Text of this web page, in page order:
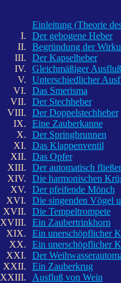
Einleitung (Theorie
I.
Der gebogene Heber
II.
Begründung der
III.
Der Kapselheber
IV.
Gleichmäßiger Ausfluß
V.
Unterschiedlicher
VI.
Das Smerisma
VII.
Der Stechheber
VIII.
Der Doppelstechheber
IX.
Eine Zauberkanne
X.
Der Springbrunnen
XI.
Das Klappenventil
XII.
Das Opfer
XIII.
Der automatisch
XIV.
Die harmonischen
XV.
Der pfeifende Mönch
XVI.
Die singenden Vögel
XVII.
Die Tempeltrompete
XVIII.
Ein Zaubertrinkhorn
XIX.
Ein unerschöpflicher
XX.
Ein unerschöpflicher
XXI.
Der
XXII.
Ein Zauberkrug
XXIII.
Ausfluß von Wein